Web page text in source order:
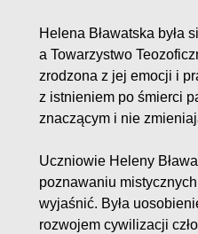
Helena Bławatska była
a Towarzystwo
zrodzona z jej emocji i
z istnieniem po śmierci
znaczącym i nie
Uczniowie Heleny
poznawaniu
wyjaśnić. Była
rozwojem cywilizacji